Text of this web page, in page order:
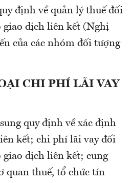
định về quản lý thuế đối
giao dịch liên kết (Nghị
của các nhóm đối tượng
CHI PHÍ LÃI VAY
quy định về xác định
kết; chi phí lãi vay đối
giao dịch liên kết; cung
quan thuế, tổ chức tín